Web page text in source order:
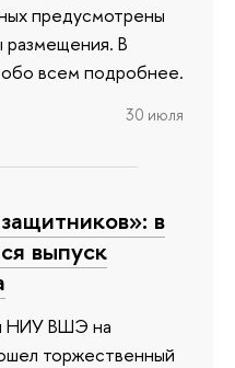
предусмотрены
размещения. В
обо всем подробнее.
30 июля
в
выпуск
НИУ ВШЭ на
торжественный